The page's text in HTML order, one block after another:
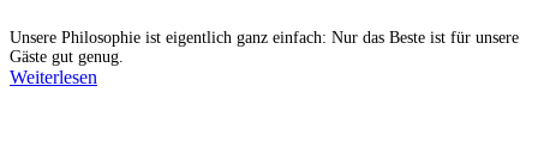
Unsere Philosophie ist eigentlich ganz einfach: Nur das Beste ist für unsere
Gäste gut genug.
Weiterlesen